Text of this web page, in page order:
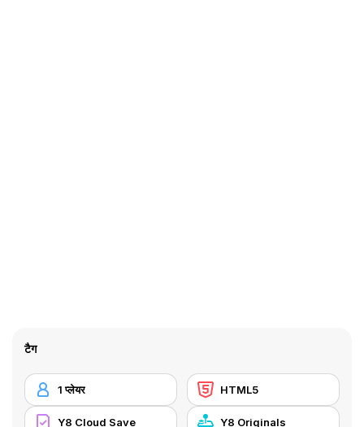
टैग
1 प्लेयर HTML5
Y8 Cloud Save Y8 Originals